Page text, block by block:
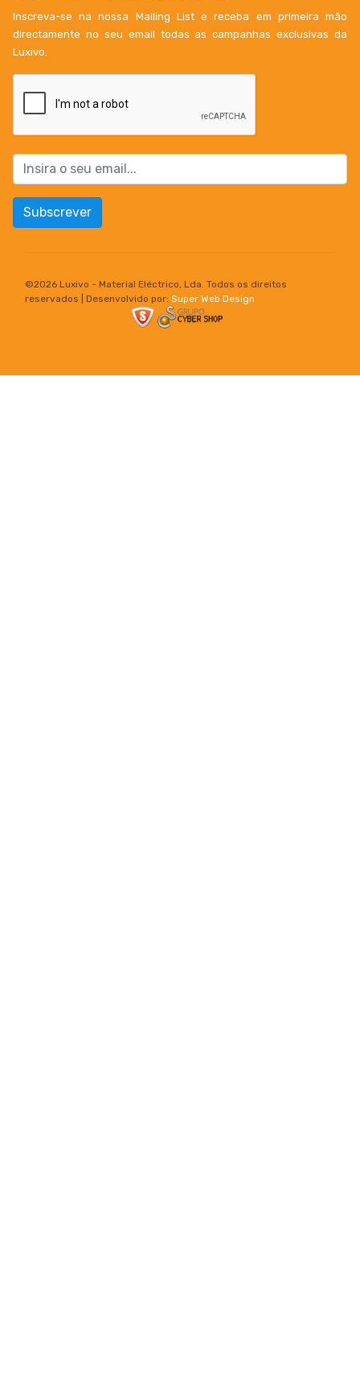
Inscreva-se na nossa Mailing List e receba em primeira mão
directamente no seu email todas as campanhas exclusivas da
Luxivo.
Subscrever
©2026 Luxivo - Material Eléctrico, Lda. Todos os direitos
reservados | Desenvolvido por: Super Web Design